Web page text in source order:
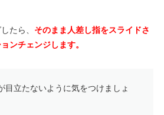
たら、 そのまま人差し指をスライドさ
ンチェンジします。
目立たないように気をつけましょ